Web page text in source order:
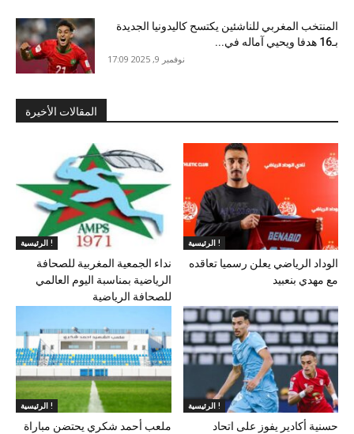
المنتخب المغربي للناشئين يكتسح كاليدونيا الجديدة
بـ16 هدفا ويحيي آماله في...
نوفمبر 9, 2025 17:09
المقالات الأخيرة
الرئيسية !
نداء الجمعية المغربية للصحافة
الرياضية بمناسبة اليوم العالمي
للصحافة الرياضية
الرئيسية !
الوداد الرياضي يعلن رسميا تعاقده
مع مهدي بنعبيد
الرئيسية !
ملعب أحمد شكري يحتضن مباراة
الرئيسية !
حسنية أكادير يفوز على اتحاد